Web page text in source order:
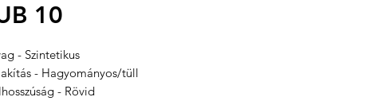
10
- Szintetikus
- Hagyományos/tüll
- Rövid